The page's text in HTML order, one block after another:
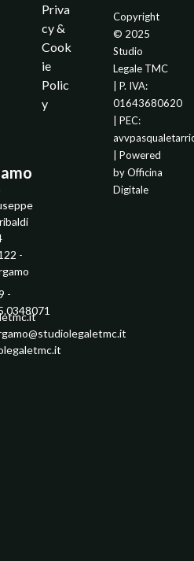
-
-
Priva
cy &
Cook
ie
Polic
y
Copyright
© 2025
Studio
Legale TMC
| P. IVA:
01643680620
| PEC:
| Powered
byOfficina
Digitale